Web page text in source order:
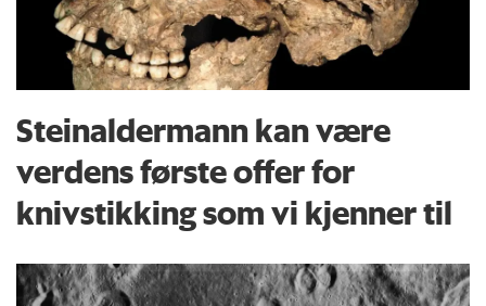
Steinaldermann kan være
verdens første offer for
knivstikking som vi kjenner til